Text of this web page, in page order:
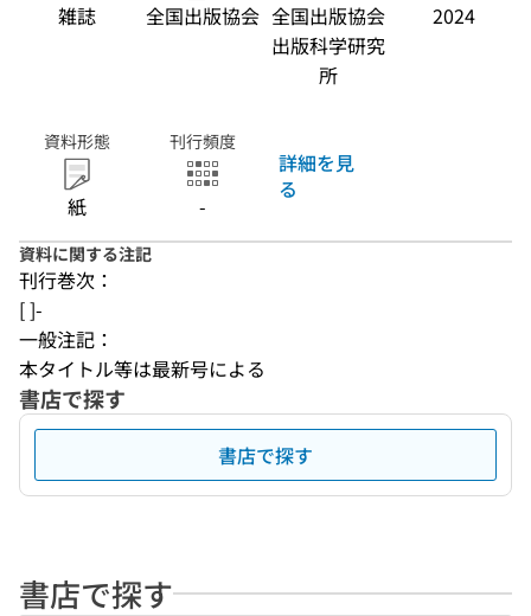
雑誌 全国出版協会 全国出版協会
出版科学研究
所
2024
資料形態
紙
刊行頻度
-
詳細を見
る
資料に関する注記
刊行巻次：
[ ]-
一般注記：
本タイトル等は最新号による
書店で探す
書店で探す
書店で探す